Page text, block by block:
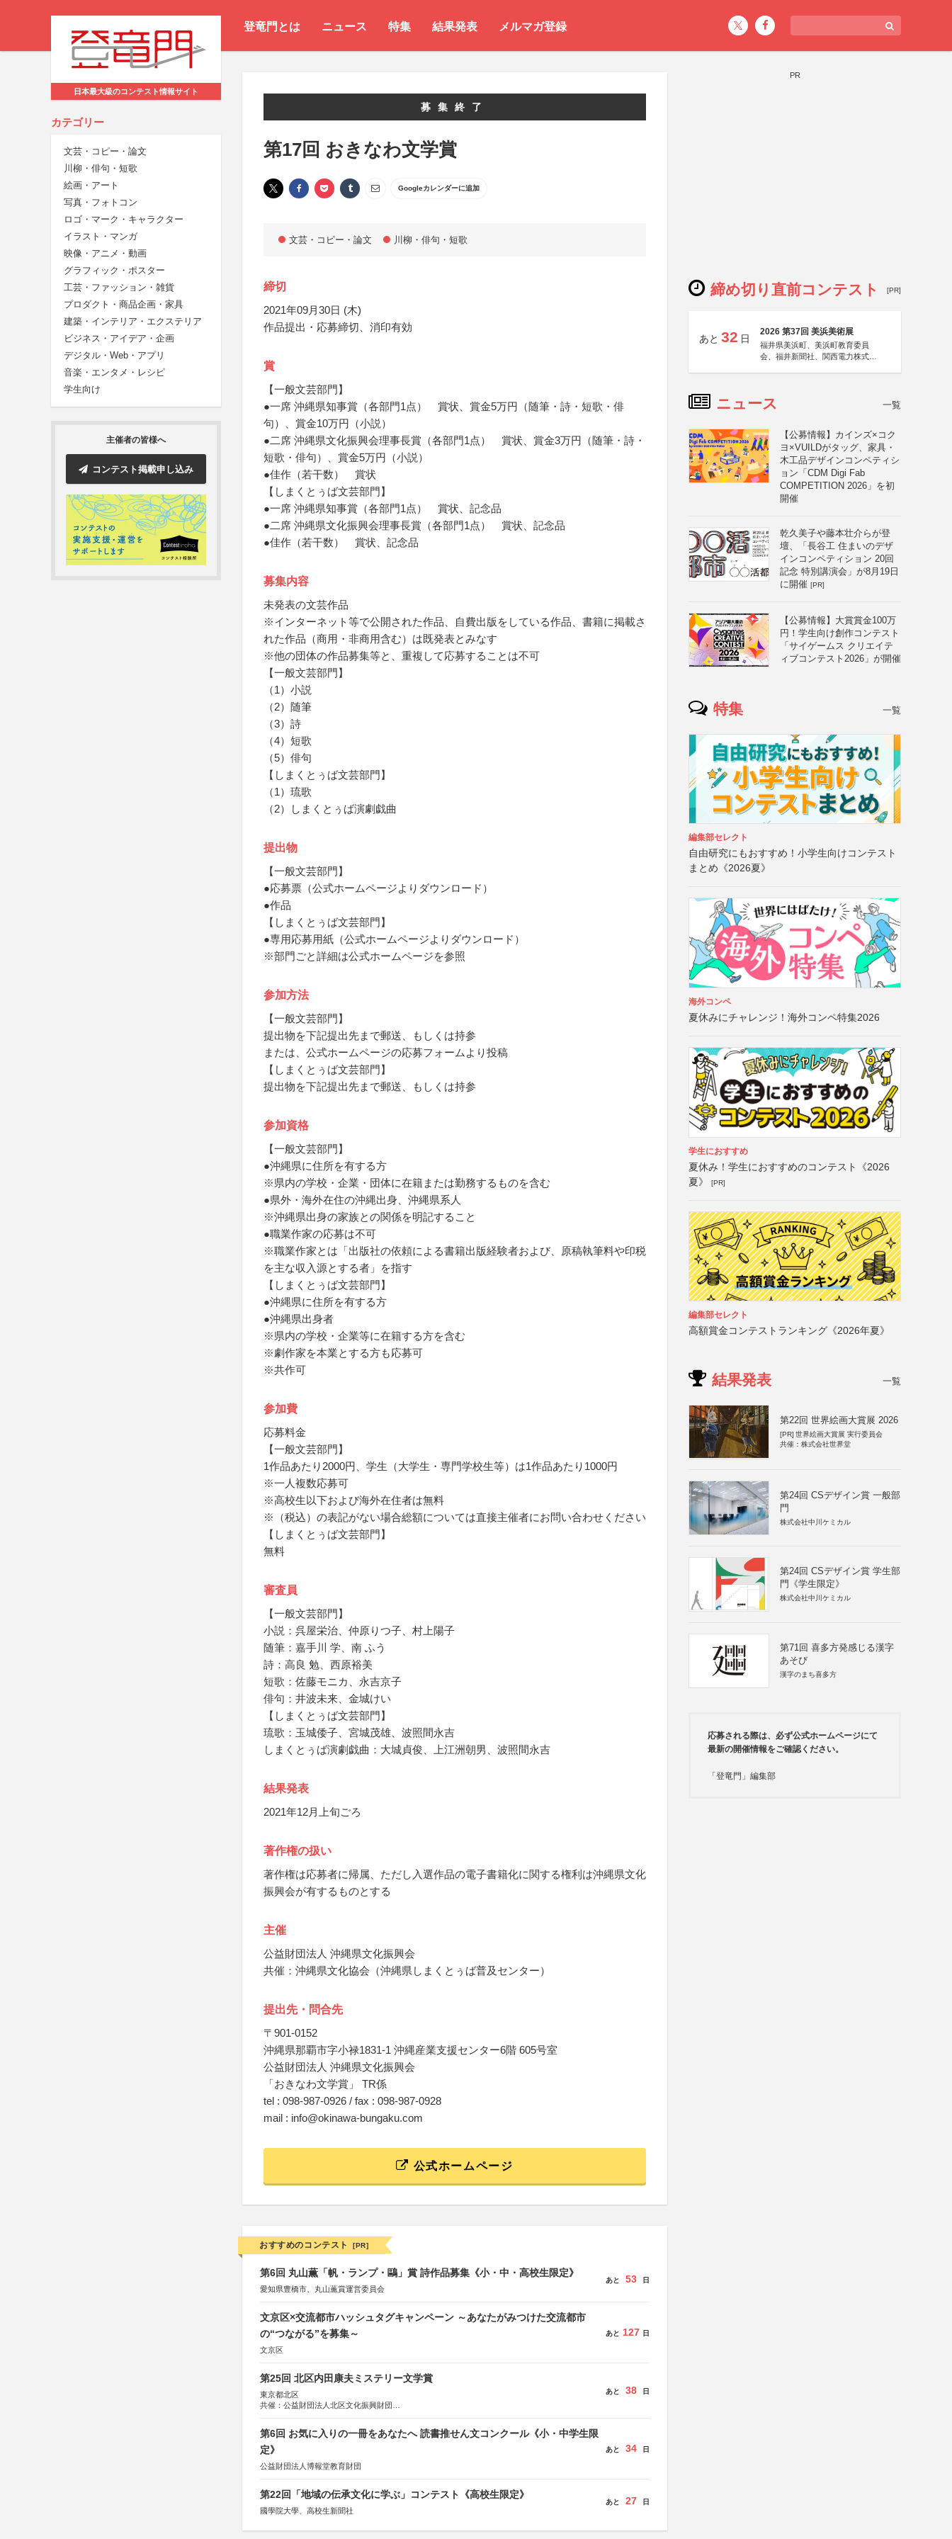
登竜門とは ニュース 特集 結果発表 メルマガ登録
日本最大級のコンテスト情報サイト
カテゴリー
文芸・コピー・論文
川柳・俳句・短歌
絵画・アート
写真・フォトコン
ロゴ・マーク・キャラクター
イラスト・マンガ
映像・アニメ・動画
グラフィック・ポスター
工芸・ファッション・雑貨
プロダクト・商品企画・家具
建築・インテリア・エクステリア
ビジネス・アイデア・企画
デジタル・Web・アプリ
音楽・エンタメ・レシピ
学生向け
主催者の皆様へ
コンテスト掲載申し込み
募集終了
第17回 おきなわ文学賞
Googleカレンダーに追加
文芸・コピー・論文 川柳・俳句・短歌
締切
2021年09月30日 (木)
作品提出・応募締切、消印有効
賞
【一般文芸部門】
●一席 沖縄県知事賞（各部門1点） 賞状、賞金5万円（随筆・詩・短歌・俳
句）、賞金10万円（小説）
●二席 沖縄県文化振興会理事長賞（各部門1点） 賞状、賞金3万円（随筆・詩・
短歌・俳句）、賞金5万円（小説）
●佳作（若干数） 賞状
【しまくとぅば文芸部門】
●一席 沖縄県知事賞（各部門1点） 賞状、記念品
●二席 沖縄県文化振興会理事長賞（各部門1点） 賞状、記念品
●佳作（若干数） 賞状、記念品
募集内容
未発表の文芸作品
※インターネット等で公開された作品、自費出版をしている作品、書籍に掲載さ
れた作品（商用・非商用含む）は既発表とみなす
※他の団体の作品募集等と、重複して応募することは不可
【一般文芸部門】
（1）小説
（2）随筆
（3）詩
（4）短歌
（5）俳句
【しまくとぅば文芸部門】
（1）琉歌
（2）しまくとぅば演劇戯曲
提出物
【一般文芸部門】
●応募票（公式ホームページよりダウンロード）
●作品
【しまくとぅば文芸部門】
●専用応募用紙（公式ホームページよりダウンロード）
※部門ごと詳細は公式ホームページを参照
参加方法
【一般文芸部門】
提出物を下記提出先まで郵送、もしくは持参
または、公式ホームページの応募フォームより投稿
【しまくとぅば文芸部門】
提出物を下記提出先まで郵送、もしくは持参
参加資格
【一般文芸部門】
●沖縄県に住所を有する方
※県内の学校・企業・団体に在籍または勤務するものを含む
●県外・海外在住の沖縄出身、沖縄県系人
※沖縄県出身の家族との関係を明記すること
●職業作家の応募は不可
※職業作家とは「出版社の依頼による書籍出版経験者および、原稿執筆料や印税
を主な収入源とする者」を指す
【しまくとぅば文芸部門】
●沖縄県に住所を有する方
●沖縄県出身者
※県内の学校・企業等に在籍する方を含む
※劇作家を本業とする方も応募可
※共作可
参加費
応募料金
【一般文芸部門】
1作品あたり2000円、学生（大学生・専門学校生等）は1作品あたり1000円
※一人複数応募可
※高校生以下および海外在住者は無料
※（税込）の表記がない場合総額については直接主催者にお問い合わせください
【しまくとぅば文芸部門】
無料
審査員
【一般文芸部門】
小説：呉屋栄治、仲原りつ子、村上陽子
随筆：嘉手川 学、南 ふう
詩：高良 勉、西原裕美
短歌：佐藤モニカ、永吉京子
俳句：井波未来、金城けい
【しまくとぅば文芸部門】
琉歌：玉城倭子、宮城茂雄、波照間永吉
しまくとぅば演劇戯曲：大城貞俊、上江洲朝男、波照間永吉
結果発表
2021年12月上旬ごろ
著作権の扱い
著作権は応募者に帰属、ただし入選作品の電子書籍化に関する権利は沖縄県文化
振興会が有するものとする
主催
公益財団法人 沖縄県文化振興会
共催：沖縄県文化協会（沖縄県しまくとぅば普及センター）
提出先・問合先
〒901-0152
沖縄県那覇市字小禄1831-1 沖縄産業支援センター6階 605号室
公益財団法人 沖縄県文化振興会
「おきなわ文学賞」 TR係
tel : 098-987-0926 / fax : 098-987-0928
mail : info@okinawa-bungaku.com
公式ホームページ
おすすめのコンテスト [PR]
第6回 丸山薫「帆・ランプ・鷗」賞 詩作品募集《小・中・高校生限定》
愛知県豊橋市、丸山薫賞運営委員会
あと 53 日
文京区×交流都市ハッシュタグキャンペーン ～あなたがみつけた交流都市
の“つながる”を募集～
文京区
あと 127 日
第25回 北区内田康夫ミステリー文学賞
東京都北区
共催：公益財団法人北区文化振興財団
あと 38 日
第6回 お気に入りの一冊をあなたへ 読書推せん文コンクール《小・中学生限
定》
公益財団法人博報堂教育財団
あと 34 日
第22回「地域の伝承文化に学ぶ」コンテスト《高校生限定》
國學院大學、高校生新聞社
あと 27 日
PR
締め切り直前コンテスト [PR]
あと 32 日
2026 第37回 美浜美術展
福井県美浜町、美浜町教育委員
会、福井新聞社、関西電力株式会
ニュース 一覧
【公募情報】カインズ×コク
ヨ×VUILDがタッグ、家具・
木工品デザインコンペティシ
ョン「CDM Digi Fab
COMPETITION 2026」を初
開催
乾久美子や藤本壮介らが登
壇、「長谷工 住まいのデザ
インコンペティション 20回
記念 特別講演会」が8月19日
に開催 [PR]
【公募情報】大賞賞金100万
円！学生向け創作コンテスト
「サイゲームス クリエイテ
ィブコンテスト2026」が開催
特集 一覧
編集部セレクト
自由研究にもおすすめ！小学生向けコンテスト
まとめ《2026夏》
海外コンペ
夏休みにチャレンジ！海外コンペ特集2026
学生におすすめ
夏休み！学生におすすめのコンテスト《2026
夏》
[PR]
編集部セレクト
高額賞金コンテストランキング《2026年夏》
結果発表 一覧
第22回 世界絵画大賞展 2026
[PR] 世界絵画大賞展 実行委員会
共催：株式会社世界堂
第24回 CSデザイン賞 一般部
門
株式会社中川ケミカル
第24回 CSデザイン賞 学生部
門《学生限定》
株式会社中川ケミカル
第71回 喜多方発感じる漢字
あそび
漢字のまち喜多方
応募される際は、必ず公式ホームページにて
最新の開催情報をご確認ください。
「登竜門」編集部